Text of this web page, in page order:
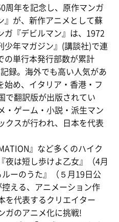
周年を記念し、原作マンガ
』が、新作アニメとして蘇
ガ『デビルマン』は、1972
少年マガジン』(講談社)で連
の単行本発行部数が累計
録。海外でも高い人気があ
始め、イタリア・香港・フ
で翻訳版が出版されてい
・ゲーム・小説・派生マン
クスが行われ、日本を代表
』など多くのハイク
夜は短し歩けよ乙女』（4月
ーのうた』（５月19日公
える、アニメーション作
を代表するクリエイター
ガのアニメ化に挑戦!